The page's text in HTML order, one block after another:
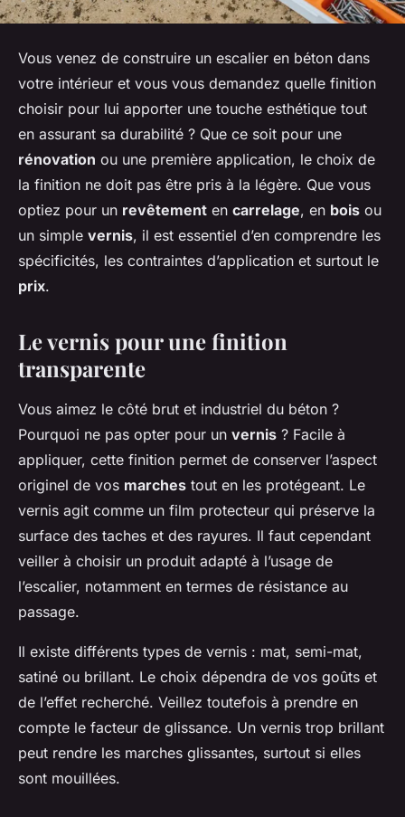
Vous venez de construire un escalier en béton dans
votre intérieur et vous vous demandez quelle finition
choisir pour lui apporter une touche esthétique tout
en assurant sa durabilité ? Que ce soit pour une
rénovation ou une première application, le choix de
la finition ne doit pas être pris à la légère. Que vous
optiez pour un revêtement en carrelage, en bois ou
un simple vernis, il est essentiel d’en comprendre les
spécificités, les contraintes d’application et surtout le
prix.
Le vernis pour une finition
transparente
Vous aimez le côté brut et industriel du béton ?
Pourquoi ne pas opter pour un vernis ? Facile à
appliquer, cette finition permet de conserver l’aspect
originel de vos marches tout en les protégeant. Le
vernis agit comme un film protecteur qui préserve la
surface des taches et des rayures. Il faut cependant
veiller à choisir un produit adapté à l’usage de
l’escalier, notamment en termes de résistance au
passage.
Il existe différents types de vernis : mat, semi-mat,
satiné ou brillant. Le choix dépendra de vos goûts et
de l’effet recherché. Veillez toutefois à prendre en
compte le facteur de glissance. Un vernis trop brillant
peut rendre les marches glissantes, surtout si elles
sont mouillées.